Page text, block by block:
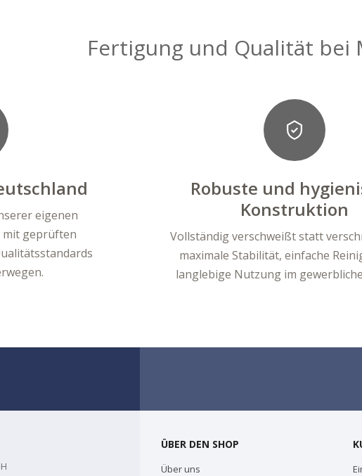
Fertigung und Qualität bei
eigenen
mit geprüften
Robuste und
Konstruktion
Vollständig verschweißt statt
maximale Stabilität, einfache
langlebige Nutzung im
ÜBER DEN SHOP
Über uns